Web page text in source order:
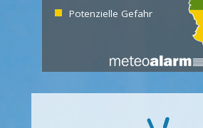
Potenzielle Gefahr